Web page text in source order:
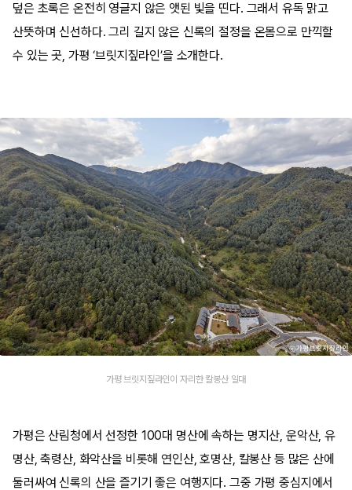
덮은 초록은 온전히 영글지 않은 앳된 빛을 띤다. 그래서 유독 맑고
산뜻하며 신선하다. 그리 길지 않은 신록의 절정을 온몸으로 만끽할
수 있는 곳, 가평 ‘브릿지짚라인’을 소개한다.
가평 브릿지짚라인이 자리한 칼봉산 일대
가평은 산림청에서 선정한 100대 명산에 속하는 명지산, 운악산, 유
명산, 축령산, 화악산을 비롯해 연인산, 호명산, 칼봉산 등 많은 산에
둘러싸여 신록의 산을 즐기기 좋은 여행지다. 그중 가평 중심지에서